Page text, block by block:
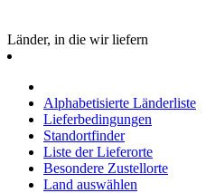
Länder, in die wir liefern
Alphabetisierte Länderliste
Lieferbedingungen
Standortfinder
Liste der Lieferorte
Besondere Zustellorte
Land auswählen